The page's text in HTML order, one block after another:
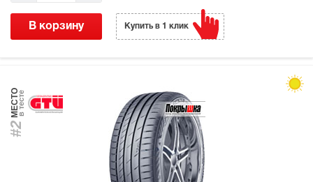
В корзину Купить в 1 клик
#2
МЕСТОв тесте